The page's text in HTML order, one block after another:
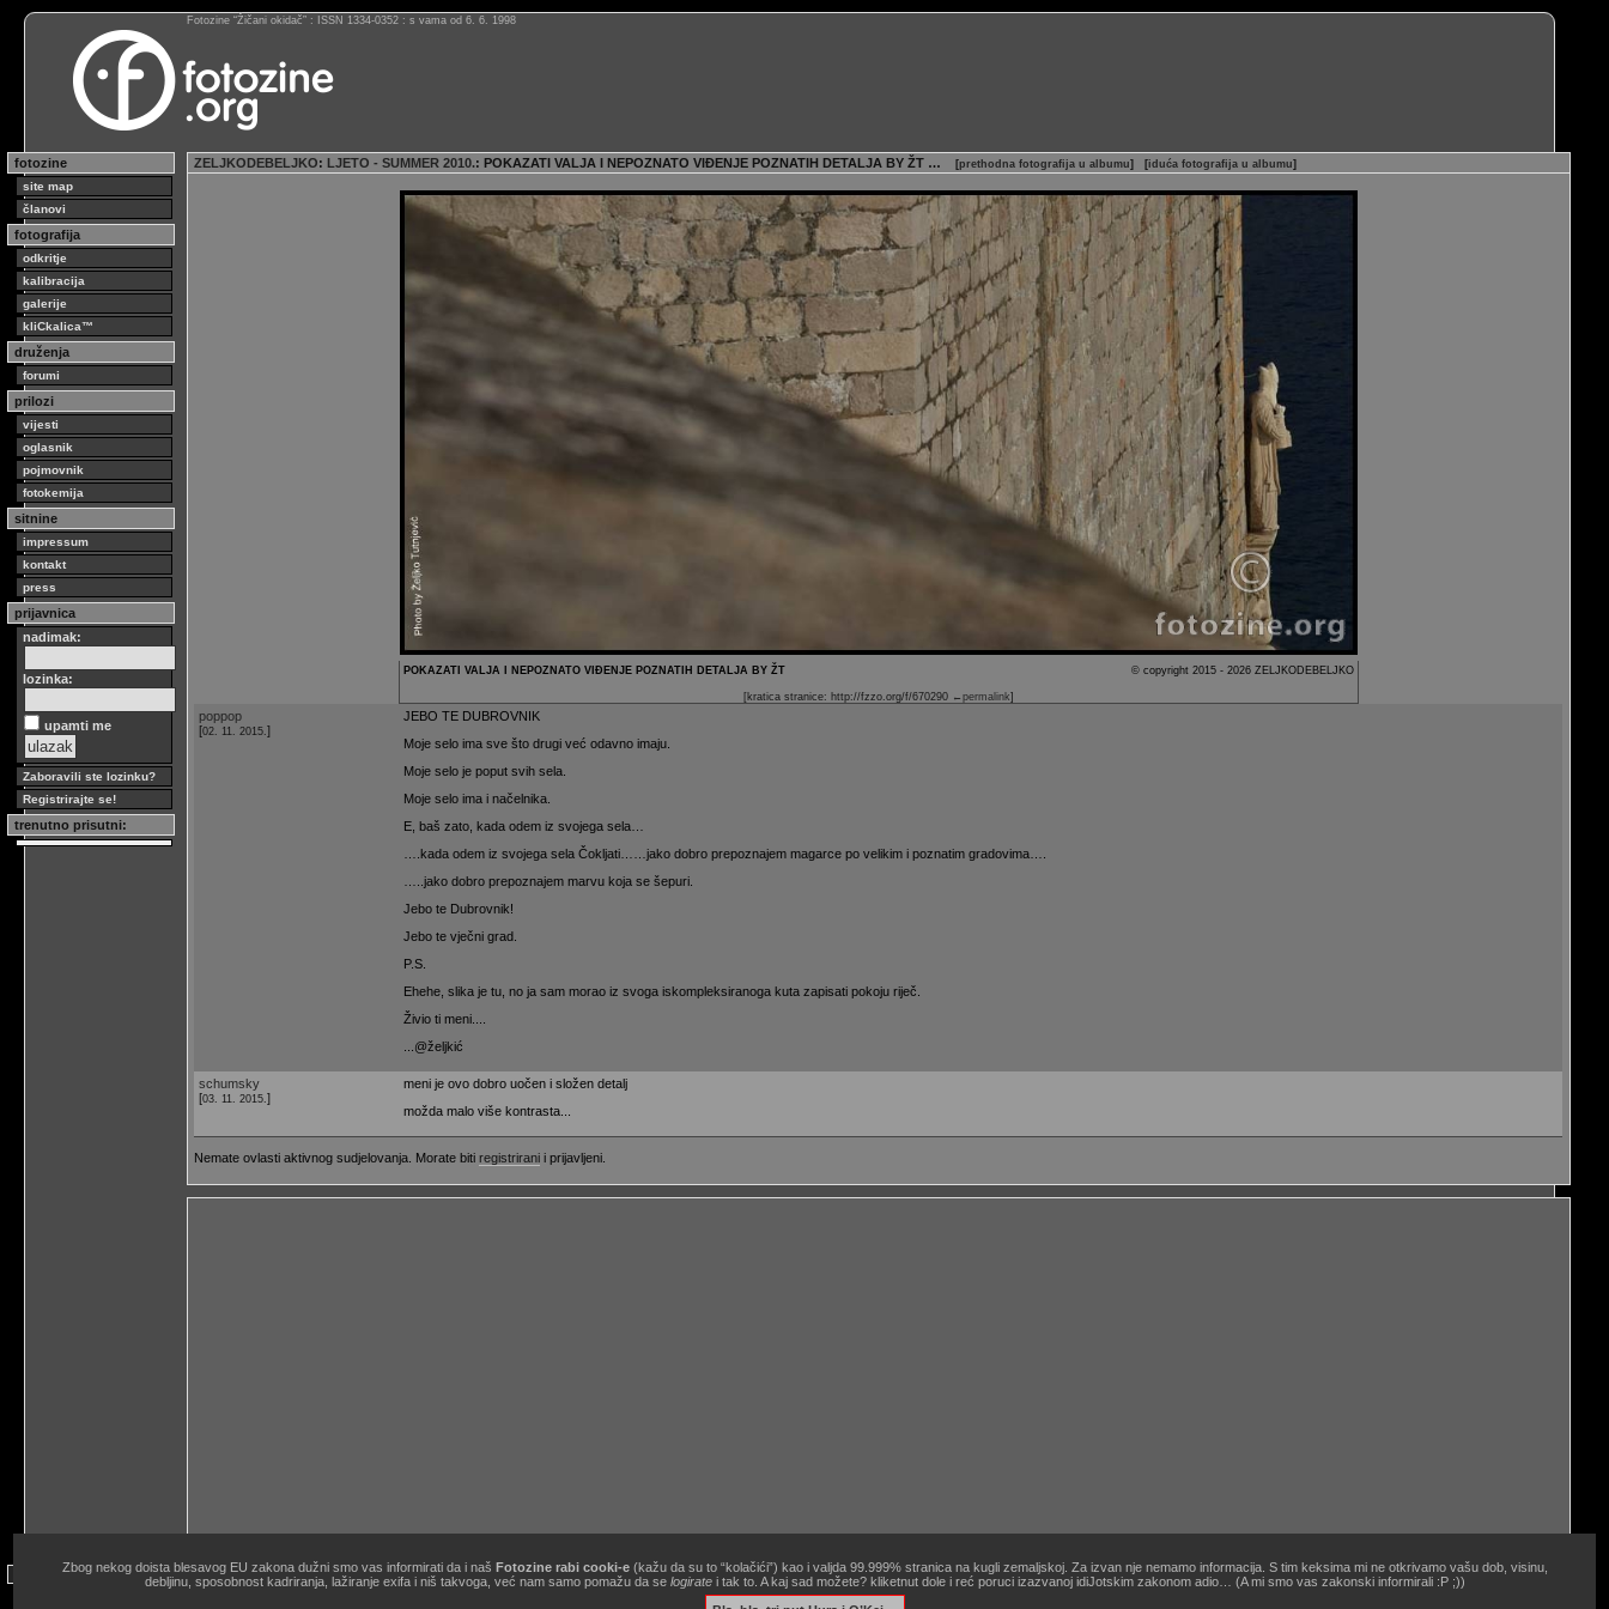
Fotozine “Žičani okidač” : ISSN 1334-0352 : s vama od 6. 6. 1998
fotozine
site map
članovi
fotografija
odkritje
kalibracija
galerije
kliCkalica™
druženja
forumi
prilozi
vijesti
oglasnik
pojmovnik
fotokemija
sitnine
impressum
kontakt
press
prijavnica
nadimak:
lozinka:
upamti me
Zaboravili ste lozinku?
Registrirajte se!
trenutno prisutni:
ZELJKODEBELJKO: LJETO - SUMMER 2010.: POKAZATI VALJA I NEPOZNATO VIĐENJE POZNATIH DETALJA BY ŽT … [prethodna fotografija u albumu] [iduća fotografija u albumu]
© copyright 2015 - 2026 ZELJKODEBELJKO
POKAZATI VALJA I NEPOZNATO VIĐENJE POZNATIH DETALJA BY ŽT
[kratica stranice: http://fzzo.org/f/670290 ←permalink]
poppop
[02. 11. 2015. ]
JEBO TE DUBROVNIK
Moje selo ima sve što drugi već odavno imaju.
Moje selo je poput svih sela.
Moje selo ima i načelnika.
E, baš zato, kada odem iz svojega sela…
….kada odem iz svojega sela Čokljati……jako dobro prepoznajem magarce po velikim i poznatim gradovima….
…..jako dobro prepoznajem marvu koja se šepuri.
Jebo te Dubrovnik!
Jebo te vječni grad.
P.S.
Ehehe, slika je tu, no ja sam morao iz svoga iskompleksiranoga kuta zapisati pokoju riječ.
Živio ti meni....
...@željkić
schumsky
[03. 11. 2015. ]
meni je ovo dobro uočen i složen detalj
možda malo više kontrasta...
Nemate ovlasti aktivnog sudjelovanja. Morate biti registrirani i prijavljeni.
site copyright © 1998.-2026. Janko Belaj / Fotozine "Žičani okidač" [site powered byZine V3 alpha 9.1 ] .:korisnički ugovor / terms of use:. …&obavezno štivo!
Zbog nekog doista blesavog EU zakona dužni smo vas informirati da i naš Fotozine rabi cooki-e(kažu da su to “kolačići”) kao i valjda 99.999% stranica na kugli zemaljskoj. Za izvan nje nemamo informacija. S tim keksima mi ne otkrivamo vašu dob, visinu,
debljinu, sposobnost kadriranja, lažiranje exifa i niš takvoga, već nam samo pomažu da se logiratei tak to. A kaj sad možete? kliketnut dole i reć poruci izazvanoj idiJotskim zakonom adio… (A mi smo vas zakonski informirali :P ;))